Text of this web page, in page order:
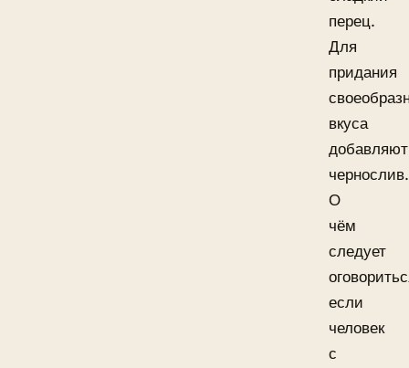
перец.
Для
придания
вкуса
добавляют
чернослив.
О
чём
следует
если
человек
с